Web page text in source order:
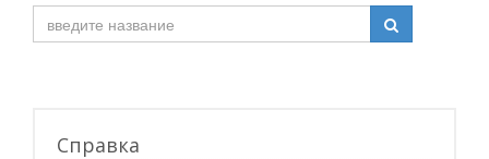
Справка